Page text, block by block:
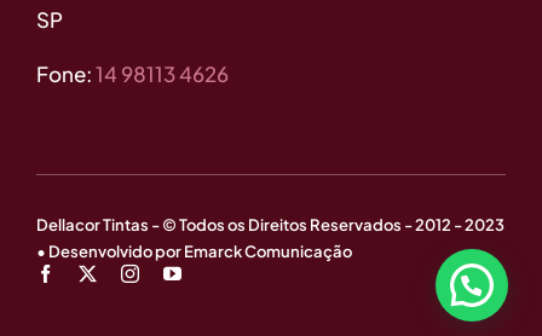
SP
Fone:14 98113 4626
Dellacor Tintas - © Todos os Direitos Reservados - 2012 - 2023
• Desenvolvido por Emarck Comunicação